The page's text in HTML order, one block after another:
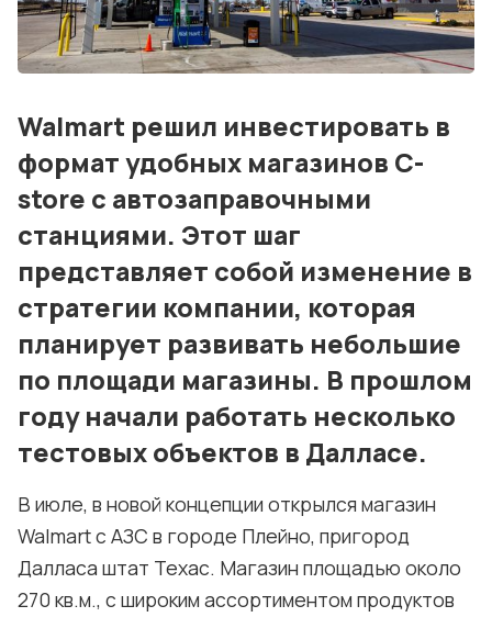
Контакты
Мнения
Подписка
Условия использования материалов
Политика конфиденциальности и cookie
Walmart решил инвестировать в
формат удобных магазинов C-
store с автозаправочными
станциями. Этот шаг
представляет собой изменение в
стратегии компании, которая
планирует развивать небольшие
по площади магазины. В прошлом
году начали работать несколько
тестовых объектов в Далласе.
В июле, в новой концепции открылся магазин
Walmart с АЗС в городе Плейно, пригород
Далласа штат Техас. Магазин площадью около
270 кв.м., с широким ассортиментом продуктов